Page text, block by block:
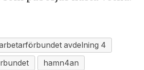
avdelning 4
hamn4an